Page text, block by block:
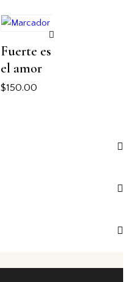
Fuerte es
el amor
$150.00